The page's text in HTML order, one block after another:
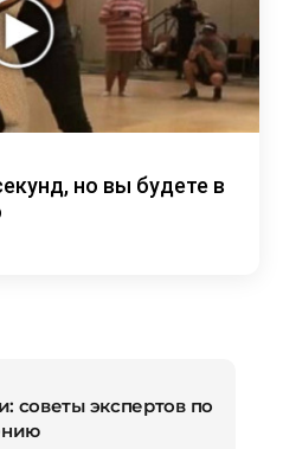
но вы будете в
советы экспертов по